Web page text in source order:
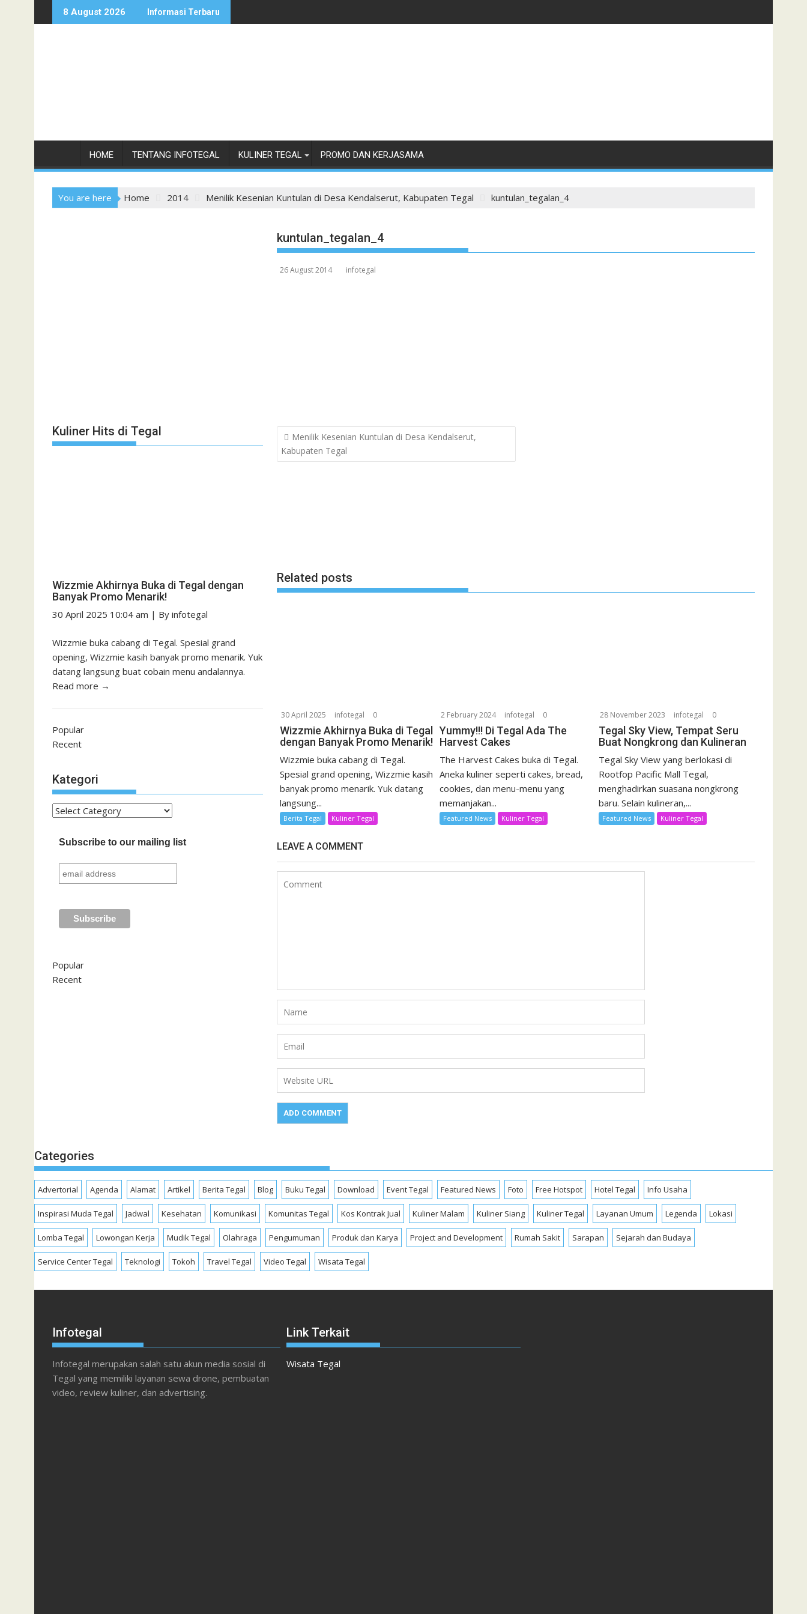
to
8 August 2026 Informasi Terbaru
HOME TENTANG INFOTEGAL KULINER TEGAL PROMO DAN KERJASAMA
You are here Home 2014 Menilik Kesenian Kuntulan di Desa Kendalserut, Kabupaten Tegal kuntulan_tegalan_4
kuntulan_tegalan_4
26 August 2014 infotegal
Post
navigation
Menilik Kesenian Kuntulan di Desa Kendalserut,
Kabupaten Tegal
Related posts
30 April 2025 infotegal 0
Wizzmie Akhirnya Buka di Tegal
dengan Banyak Promo Menarik!
Wizzmie buka cabang di Tegal.
Spesial grand opening, Wizzmie kasih
banyak promo menarik. Yuk datang
langsung...
Berita Tegal Kuliner Tegal
2 February 2024 infotegal 0
Yummy!!! Di Tegal Ada The
Harvest Cakes
The Harvest Cakes buka di Tegal.
Aneka kuliner seperti cakes, bread,
cookies, dan menu-menu yang
memanjakan...
Featured News Kuliner Tegal
28 November 2023 infotegal 0
Tegal Sky View, Tempat Seru
Buat Nongkrong dan Kulineran
Tegal Sky View yang berlokasi di
Rootfop Pacific Mall Tegal,
menghadirkan suasana nongkrong
baru. Selain kulineran,...
Featured News Kuliner Tegal
LEAVE A COMMENT
Kuliner Hits di Tegal
Wizzmie Akhirnya Buka di Tegal dengan
Banyak Promo Menarik!
30 April 2025 10:04 am | By infotegal
Wizzmie buka cabang di Tegal. Spesial grand
opening, Wizzmie kasih banyak promo menarik. Yuk
datang langsung buat cobain menu andalannya.
Read more →
Popular
Recent
Kategori
Kategori
Subscribe to our mailing list
Popular
Recent
Categories
Advertorial Agenda Alamat Artikel Berita Tegal Blog Buku Tegal Download Event Tegal Featured News Foto Free Hotspot Hotel Tegal Info Usaha
Inspirasi Muda Tegal Jadwal Kesehatan Komunikasi Komunitas Tegal Kos Kontrak Jual Kuliner Malam Kuliner Siang Kuliner Tegal Layanan Umum Legenda Lokasi
Lomba Tegal Lowongan Kerja Mudik Tegal Olahraga Pengumuman Produk dan Karya Project and Development Rumah Sakit Sarapan Sejarah dan Budaya
Service Center Tegal Teknologi Tokoh Travel Tegal Video Tegal Wisata Tegal
Infotegal
Infotegal merupakan salah satu akun media sosial di
Tegal yang memiliki layanan sewa drone, pembuatan
video, review kuliner, dan advertising.
Link Terkait
Wisata Tegal